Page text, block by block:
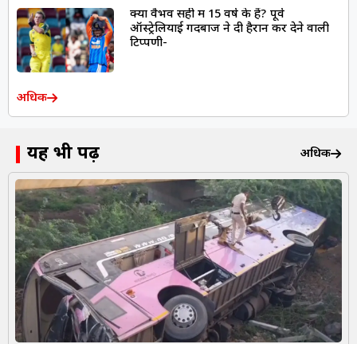
क्या वैभव सही में 15 वर्ष के हैं? पूर्व
ऑस्ट्रेलियाई गेंदबाज ने दी हैरान कर देने वाली
टिप्पणी-
अधिक
यह भी पढ़ें अधिक